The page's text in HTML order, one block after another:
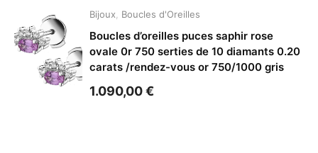
Bijoux Boucles d'Oreilles
Boucles d’oreilles puces saphir rose
ovale 0r 750 serties de 10 diamants 0.20
carats /rendez-vous or 750/1000 gris
1.090,00€